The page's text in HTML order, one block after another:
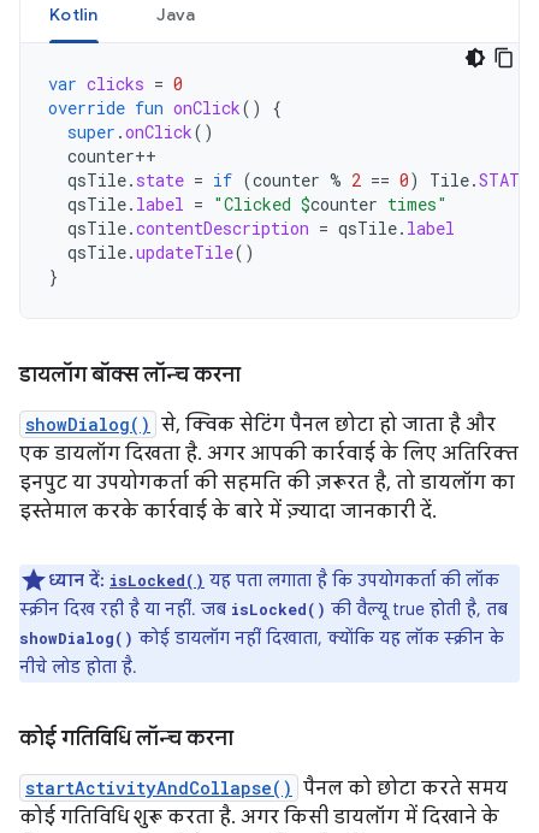
Kotlin Java
var clicks = 0
override fun onClick()
{
super .onClick()
counter++
qsTile. state = if (counter % 2 == 0) Tile.
qsTile. label = "Clicked $counter times"
qsTile.contentDescription = qsTile. label
qsTile.updateTile()
}
डायलॉग बॉक्स लॉन्च करना
showDialog() से, क्विक सेटिंग पैनल छोटा हो जाता है और
एक डायलॉग दिखता है. अगर आपकी कार्रवाई के लिए अतिरिक्त
इनपुट या उपयोगकर्ता की सहमति की ज़रूरत है, तो डायलॉग का
इस्तेमाल करके कार्रवाई के बारे में ज़्यादा जानकारी दें.
ध्यान दें: isLocked() यह पता लगाता है कि उपयोगकर्ता की लॉक
स्क्रीन दिख रही है या नहीं. जब isLocked() की वैल्यू true होती है, तब
showDialog() कोई डायलॉग नहीं दिखाता, क्योंकि यह लॉक स्क्रीन के
नीचे लोड होता है.
कोई गतिविधि लॉन्च करना
startActivityAndCollapse() पैनल को छोटा करते समय
कोई गतिविधि शुरू करता है. अगर किसी डायलॉग में दिखाने के